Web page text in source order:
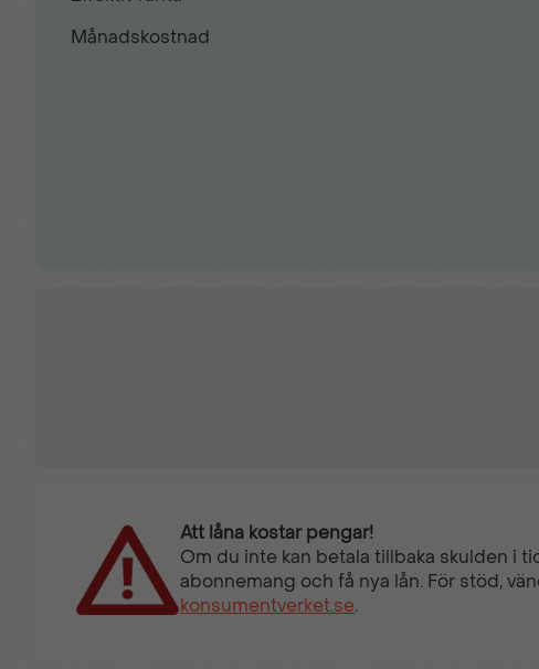
Månadskostnad
Att låna kostar pengar!
Om du inte kan betala tillbaka skulden i
abonnemang och få nya lån. För stöd,
konsumentverket.se.